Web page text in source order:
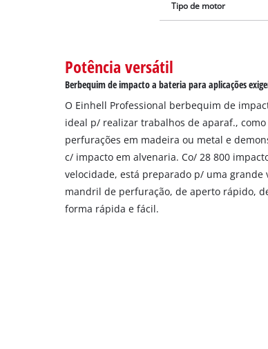
Tipo de motor
Potência versátil
Berbequim de impacto a bateria para aplicações
O Einhell Professional berbequim de
ideal p/ realizar trabalhos de aparaf.,
perfurações em madeira ou metal e
c/ impacto em alvenaria. Co/ 28 800
velocidade, está preparado p/ uma grande
mandril de perfuração, de aperto rápido,
forma rápida e fácil.